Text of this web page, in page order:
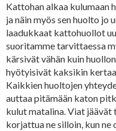
Kattohan alkaa kulumaan
ja näin myös sen huolto jo
laadukkaat kattohuollot
suoritamme tarvittaessa
kärsivät vähän kuin
hyötyisivät kaksikin
Kaikkien huoltojen
auttaa pitämään katon
kulut matalina. Viat jäävät
korjattua ne silloin, kun ne